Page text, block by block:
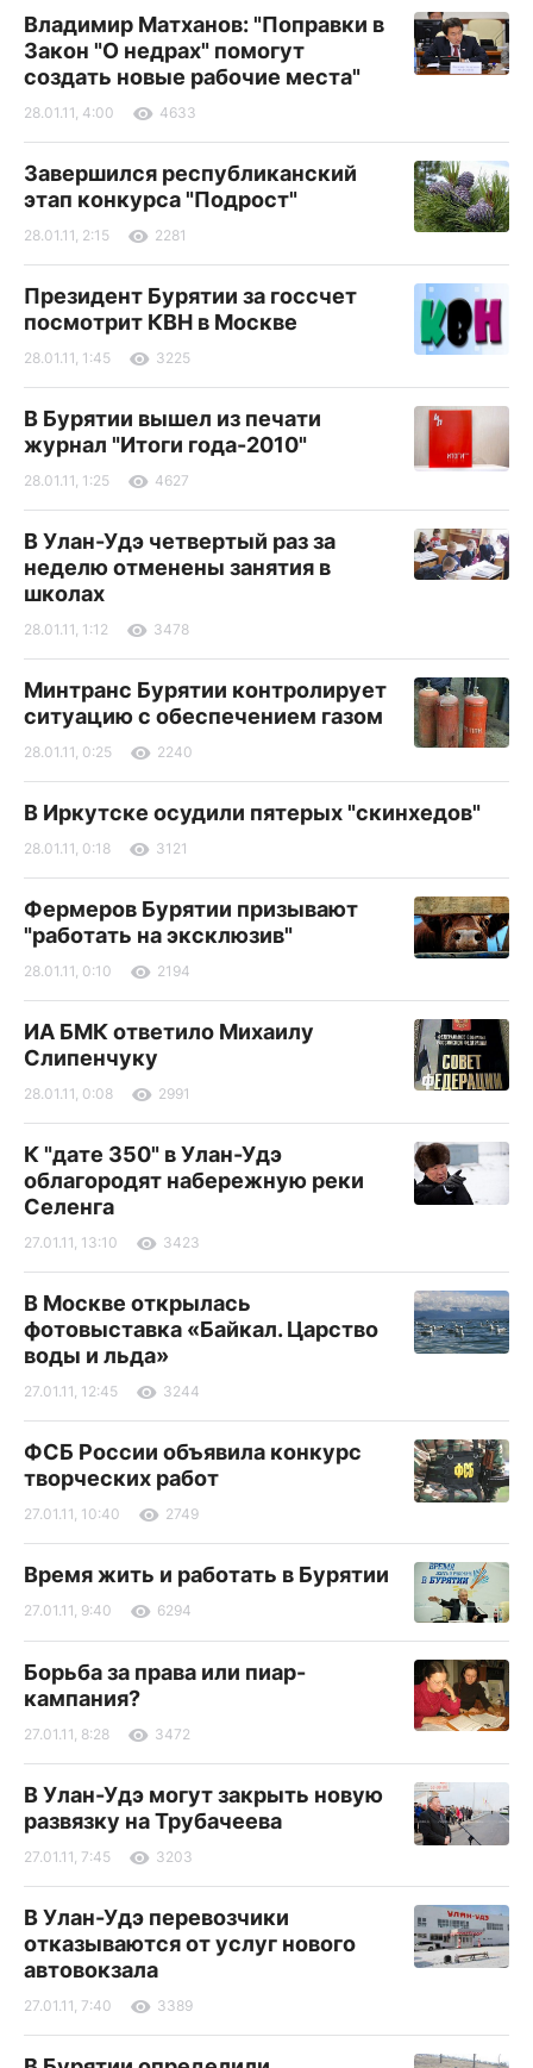
Владимир Матханов: "Поправки в
Закон "О недрах" помогут
создать новые рабочие места"
28.01.11, 4:00 4633
Завершился республиканский
этап конкурса "Подрост"
28.01.11, 2:15 2281
Президент Бурятии за госсчет
посмотрит КВН в Москве
28.01.11, 1:45 3225
В Бурятии вышел из печати
журнал "Итоги года-2010"
28.01.11, 1:25 4627
В Улан-Удэ четвертый раз за
неделю отменены занятия в
школах
28.01.11, 1:12 3478
Минтранс Бурятии контролирует
ситуацию с обеспечением газом
28.01.11, 0:25 2240
В Иркутске осудили пятерых "скинхедов"
28.01.11, 0:18 3121
Фермеров Бурятии призывают
"работать на эксклюзив"
28.01.11, 0:10 2194
ИА БМК ответило Михаилу
Слипенчуку
28.01.11, 0:08 2991
К "дате 350" в Улан-Удэ
облагородят набережную реки
Селенга
27.01.11, 13:10 3423
В Москве открылась
фотовыставка «Байкал. Царство
воды и льда»
27.01.11, 12:45 3244
ФСБ России объявила конкурс
творческих работ
27.01.11, 10:40 2749
Время жить и работать в Бурятии
27.01.11, 9:40 6294
Борьба за права или пиар-
кампания?
27.01.11, 8:28 3472
В Улан-Удэ могут закрыть новую
развязку на Трубачеева
27.01.11, 7:45 3203
В Улан-Удэ перевозчики
отказываются от услуг нового
автовокзала
27.01.11, 7:40 3389